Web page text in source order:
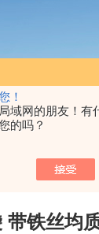
！
域网的朋友！有
的吗？
耗材
带铁丝均